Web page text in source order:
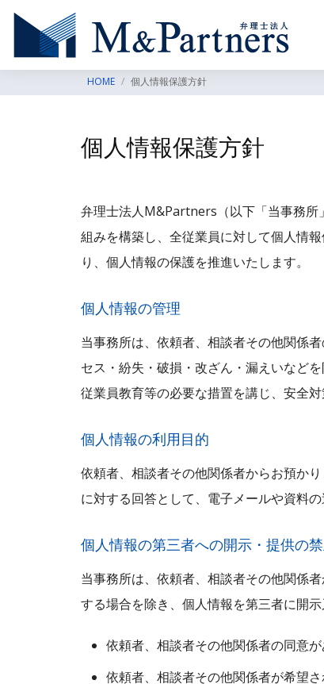
HOME 個人情報保護方針
個人情報保護方針
弁理士法人M&Partners（以下「当事務所
組みを構築し、全従業員に対して個人情
り、個人情報の保護を推進いたします。
個人情報の管理
当事務所は、依頼者、相談者その他関係
セス・紛失・破損・改ざん・漏えいなど
従業員教育等の必要な措置を講じ、安全
個人情報の利用目的
依頼者、相談者その他関係者からお預か
に対する回答として、電子メールや資料の
個人情報の第三者への開示・提供の
当事務所は、依頼者、相談者その他関係
する場合を除き、個人情報を第三者に開示
依頼者、相談者その他関係者の同意
依頼者、相談者その他関係者が希望